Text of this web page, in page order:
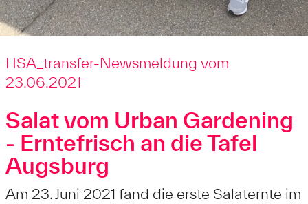
HSA_transfer-Newsmeldung vom
23.06.2021
Salat vom Urban Gardening
- Erntefrisch an die Tafel
Augsburg
Am 23. Juni 2021 fand die erste Salaternte im